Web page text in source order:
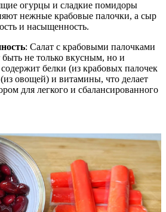
огурцы и сладкие помидоры
нежные крабовые палочки, а сыр
и насыщенность.
: Салат с крабовыми палочками
не только вкусным, но и
белки (из крабовых палочек
овощей) и витамины, что делает
для легкого и сбалансированного